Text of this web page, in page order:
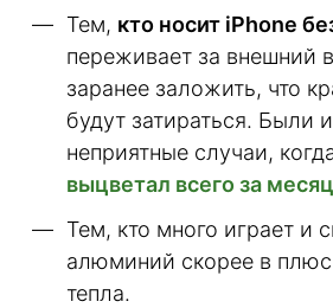
Тем, кто носит iPhone
переживает за внешний
заранее заложить, что
будут затираться. Были
неприятные случаи,
выцветал всего за месяц
Тем, кто много играет и
алюминий скорее в плюс
тепла.